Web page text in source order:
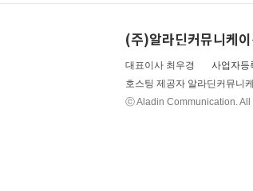
(주)알라딘커뮤니케
대표이사 최우경 사업자
호스팅 제공자 알라딘커뮤니
ⓒ Aladin Communication. All